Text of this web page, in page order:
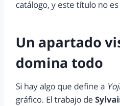
catálogo, y este título no
Un apartado
domina todo
Si hay algo que define a
gráfico. El trabajo de